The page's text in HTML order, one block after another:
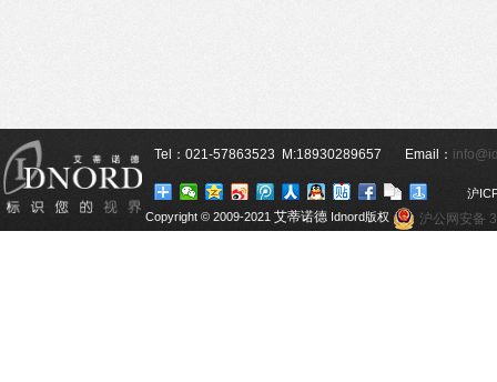
沪
Tel ： 021-57863523 M:18930289657 Email：
Copyright © 2009-2021 艾蒂诺德 Idnord版权
所有
沪公网安备